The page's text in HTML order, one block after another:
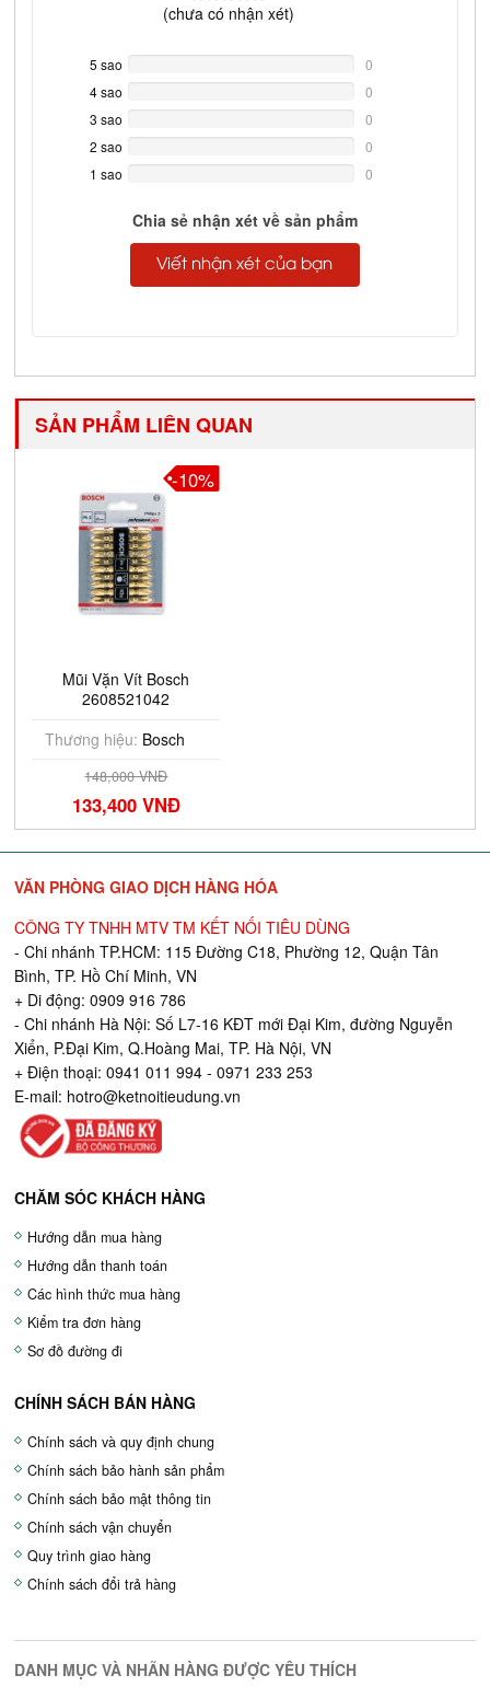
(chưa có nhận xét)
5 sao
Complete
0
4 sao
Complete
0
3 sao
Complete
0
2 sao
Complete
0
1 sao
0
Chia sẻ nhận xét về sản phẩm
Viết nhận xét của bạn
SẢN PHẨM LIÊN QUAN
Mũi Vặn Vít Bosch
2608521042
Thương hiệu: Bosch
148,000 VNĐ
133,400 VNĐ
-10%
VĂN PHÒNG GIAO DỊCH HÀNG HÓA
CÔNG TY TNHH MTV TM KẾT NỐI TIÊU DÙNG
- Chi nhánh TP.HCM: 115 Đường C18, Phường 12, Quận Tân
Bình, TP. Hồ Chí Minh, VN
+ Di động: 0909 916 786
- Chi nhánh Hà Nội: Số L7-16 KĐT mới Đại Kim, đường Nguyễn
Xiển, P.Đại Kim, Q.Hoàng Mai, TP. Hà Nội, VN
+ Điện thoại: 0941 011 994 - 0971 233 253
E-mail: hotro@ketnoitieudung.vn
CHĂM SÓC KHÁCH HÀNG
Hướng dẫn mua hàng
Hướng dẫn thanh toán
Các hình thức mua hàng
Kiểm tra đơn hàng
Sơ đồ đường đi
CHÍNH SÁCH BÁN HÀNG
Chính sách và quy định chung
Chính sách bảo hành sản phẩm
Chính sách bảo mật thông tin
Chính sách vận chuyển
Quy trình giao hàng
Chính sách đổi trả hàng
DANH MỤC VÀ NHÃN HÀNG ĐƯỢC YÊU THÍCH